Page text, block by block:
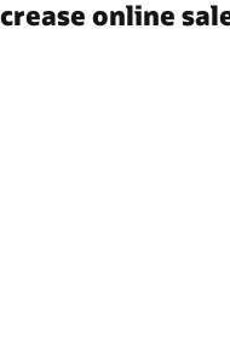
online